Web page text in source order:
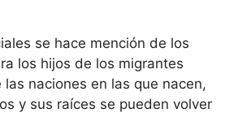
se hace mención de los
los hijos de los migrantes
naciones en las que nacen,
y sus raíces se pueden volver